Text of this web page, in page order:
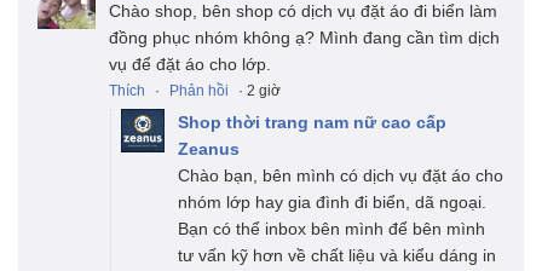
Chào shop, bên shop có dịch vụ đặt áo đi biển làm
đồng phục nhóm không ạ? Mình đang cần tìm dịch
vụ để đặt áo cho lớp.
Thích · Phản hồi · 2 giờ
Shop thời trang nam nữ cao cấp
Zeanus
Chào bạn, bên mình có dịch vụ đặt áo cho
nhóm lớp hay gia đình đi biển, dã ngoại.
Bạn có thể inbox bên mình để bên mình
tư vấn kỹ hơn về chất liệu và kiểu dáng in